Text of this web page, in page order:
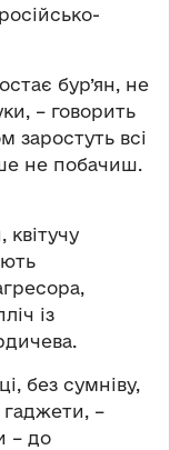
бур’ян, не
– говорить
заростуть всі
не побачиш.
квітучу
із
без сумніву,
–
– до